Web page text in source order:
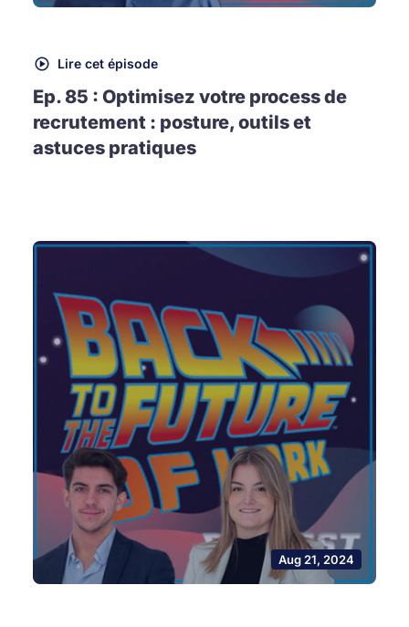
Lire cet épisode
Ep. 85 : Optimisez votre process de
recrutement : posture, outils et
astuces pratiques
Aug 21, 2024